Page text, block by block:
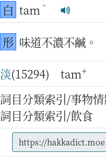
白 tam ˋ
形 味道不濃不鹹。
淡(15294) tam+
詞目分類索引/事物
詞目分類索引/飲食